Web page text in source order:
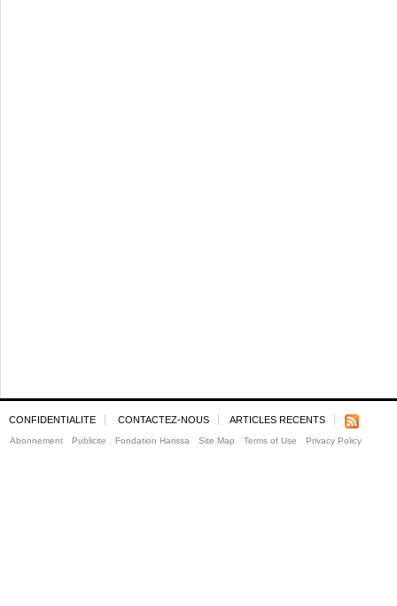
CONFIDENTIALITE CONTACTEZ-NOUS ARTICLES RECENTS
Abonnement Publicite Fondation Harissa Site Map Terms of Use Privacy Policy